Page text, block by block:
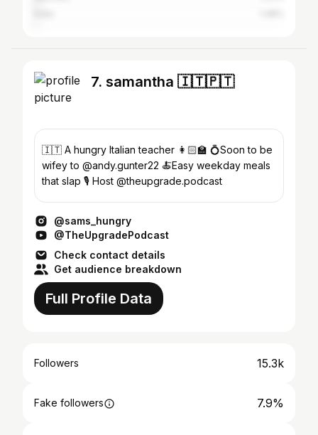
7. samantha 🇮🇹🇵🇹
🇮🇹 A hungry Italian teacher 👩🏻‍🏫 💍Soon to be
wifey to @andy.gunter22 🍝Easy weekday meals
that slap 🎙️ Host @theupgrade.podcast
@sams_hungry
@TheUpgradePodcast
Check contact details
Get audience breakdown
Full Profile Data
Followers 15.3k
Fake followers 7.9%